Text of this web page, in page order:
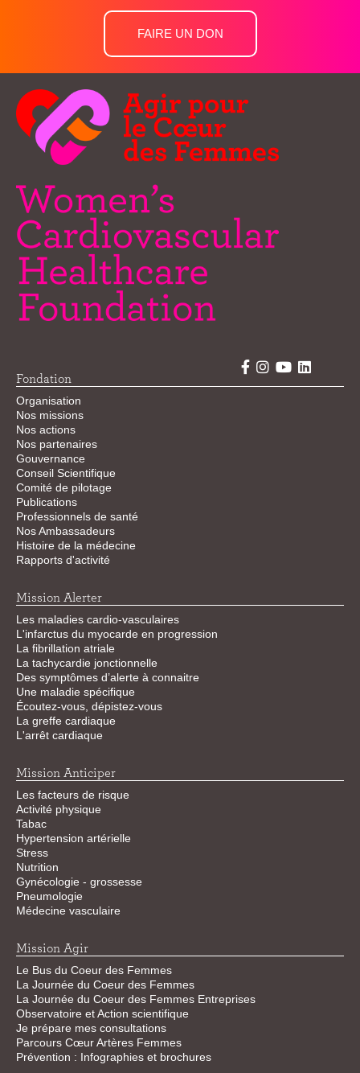
FAIRE UN DON
Fondation
Organisation
Nos missions
Nos actions
Nos partenaires
Gouvernance
Conseil Scientifique
Comité de pilotage
Publications
Professionnels de santé
Nos Ambassadeurs
Histoire de la médecine
Rapports d'activité
Mission Alerter
Les maladies cardio-vasculaires
L'infarctus du myocarde en progression
La fibrillation atriale
La tachycardie jonctionnelle
Des symptômes d’alerte à connaitre
Une maladie spécifique
Écoutez-vous, dépistez-vous
La greffe cardiaque
L'arrêt cardiaque
Mission Anticiper
Les facteurs de risque
Activité physique
Tabac
Hypertension artérielle
Stress
Nutrition
Gynécologie - grossesse
Pneumologie
Médecine vasculaire
Mission Agir
Le Bus du Coeur des Femmes
La Journée du Coeur des Femmes
La Journée du Coeur des Femmes Entreprises
Observatoire et Action scientifique
Je prépare mes consultations
Parcours Cœur Artères Femmes
Prévention : Infographies et brochures